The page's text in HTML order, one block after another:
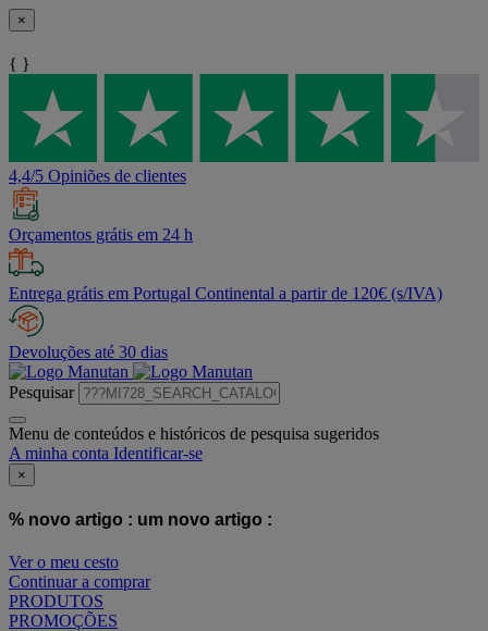
×
{ }
4,4/5 Opiniões de clientes
Orçamentos grátis em 24 h
Entrega grátis em Portugal Continental a partir de 120€ (s/IVA)
Devoluções até 30 dias
Pesquisar
Menu de conteúdos e históricos de pesquisa sugeridos
A minha conta Identificar-se
×
% novo artigo : um novo artigo :
Ver o meu cesto
Continuar a comprar
PRODUTOS
PROMOÇÕES